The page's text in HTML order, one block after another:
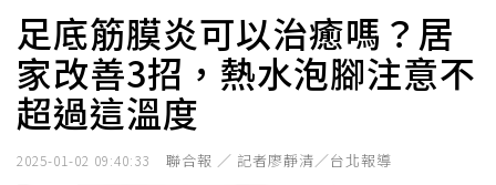
足底筋膜炎可以治癒嗎？居
家改善3招，熱水泡腳注意不
超過這溫度
2025-01-02 09:40:33 聯合報 ／ 記者廖靜清／台北報導